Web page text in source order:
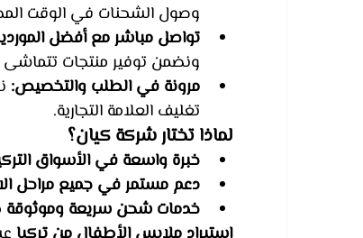
وصول الشحنات في الوقت
تواصل مباشر مع أفضل
ونضمن توفير منتجات تتماشى
مرونة في الطلب والتخصيص:
تغليف العلامة التجارية.
لماذا تختار شركة كيان؟
خبرة واسعة في الأسواق
دعم مستمر في جميع مراحل
خدمات شحن سريعة وموثوقة